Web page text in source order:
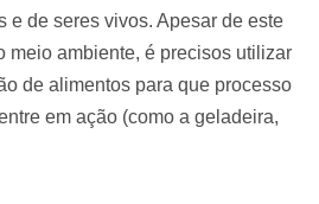
e de seres vivos. Apesar de este
meio ambiente, é precisos utilizar
de alimentos para que processo
em ação (como a geladeira,